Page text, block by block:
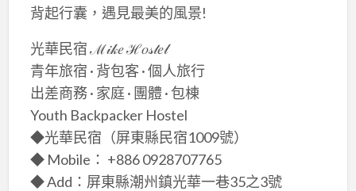
背起行囊，遇見最美的風景!
光華民宿 ℳ𝒾𝓀𝑒 ℋ𝑜𝓈𝓉𝑒𝓁
青年旅宿 · 背包客 · 個人旅行
出差商務 · 家庭 · 團體 · 包棟
Youth Backpacker Hostel
◆光華民宿（屏東縣民宿1009號）
◆ Mobile： +886 0928707765
◆ Add：屏東縣潮州鎮光華一巷35之3號